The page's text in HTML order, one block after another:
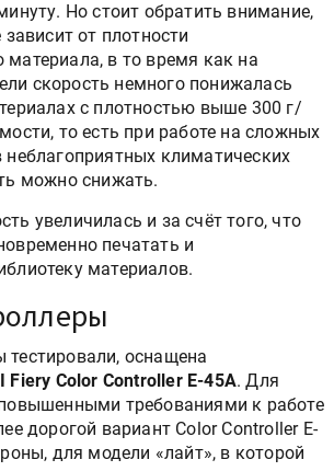
Но стоит обратить внимание,
от плотности
материала, в то время как на
скорость немного понижалась
с плотностью выше 300 г/
то есть при работе на сложных
неблагоприятных климатических
можно снижать.
увеличилась и за счёт того, что
печатать и
материалов.
оснащена
Fiery Color Controller E-45A. Для
требованиями к работе
дорогой вариант Color Controller E-
для модели «лайт», в которой